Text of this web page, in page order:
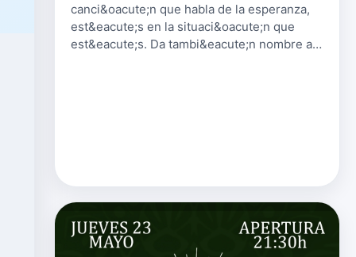
canci&oacute;n que habla de la esperanza,
est&eacute;s en la situaci&oacute;n que
est&eacute;s. Da tambi&eacute;n nombre al